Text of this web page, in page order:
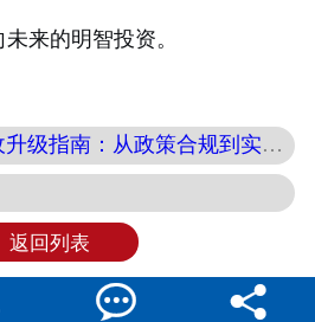
来的明智投资。
加油站三次油气回收升级指南：从政策合规到实战落地，一文讲透
返回列表
 